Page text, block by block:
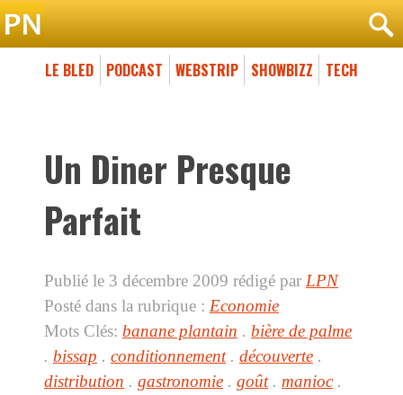
LE BLED PODCAST WEBSTRIP SHOWBIZZ TECH
Un Diner Presque
Parfait
Publié le 3 décembre 2009 rédigé par LPN
Posté dans la rubrique : Economie
Mots Clés: banane plantain . bière de palme
. bissap . conditionnement. découverte .
distribution . gastronomie . goût. manioc.